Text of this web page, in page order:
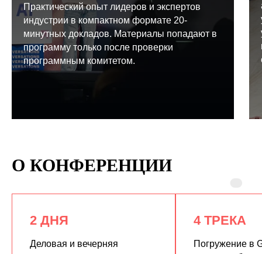
Практический опыт лидеров и экспертов
индустрии в компактном формате 20-
минутных докладов. Материалы попадают в
программу только после проверки
программным комитетом.
О КОНФЕРЕНЦИИ
2 ДНЯ
Деловая и вечерняя
4 ТРЕКА
Погружение в